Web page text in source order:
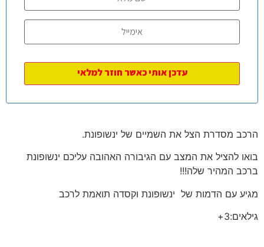
הרכב מסדרת הצל את השמיים של ינשופונת.
בואו להציל את המצב עם הגיבורה האהובה עליכם ינשופונת
ברכב המהיר שלה!!!
מגיע עם הדמות של ינשופונת וקסדה תואמת לרכב
גילאים:3+